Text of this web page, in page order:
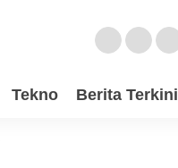
Tekno Berita Terkini